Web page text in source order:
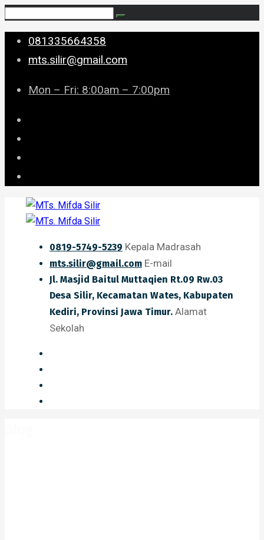
081335664358
mts.silir@gmail.com
Mon – Fri: 8:00am – 7:00pm
0819-5749-5239 Kepala Madrasah
mts.silir@gmail.com E-mail
Jl. Masjid Baitul Muttaqien Rt.09 Rw.03
Desa Silir, Kecamatan Wates, Kabupaten
Kediri, Provinsi Jawa Timur. Alamat
Sekolah